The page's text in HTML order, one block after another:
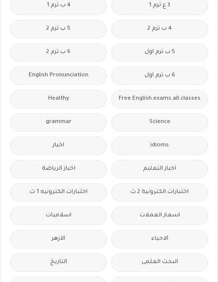
3 ع ترم 1 4 ب ترم 1
4 ب ترم 2 5 ب ترم 2
5 ب ترم اول 6 ب ترم 2
6 ب ترم اول English Pronunciation
Free.English.exams.all.classes
Healthy
Science
grammar
idioms اخبار
اخبار التعليم اخبار الرياضة
اختبارات الكترونية 2 ث اختبارات الكترونيه 1 ث
اسعار العملات اسلاميات
الاحياء الازهر
البحث العلمى التاريخ